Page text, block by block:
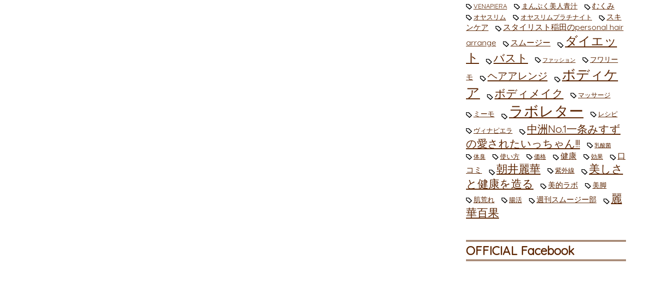
VENAPIERA まんぷく美人青汁 むくみ
オヤスリム オヤスリムプラチナイト
スキ
ンケア
スタイリスト稲田のpersonal hair
arrange
スムージー
ダイエッ
ト
バスト ファッション フワリー
モ ヘアアレンジ
ボディケ
ア
ボディメイク マッサージ
ミーモ ラボレター レシピ
ヴィナピエラ
中洲No.1一条みすず
の愛されたいっちゃん!!!
乳酸菌
体臭 使い方 価格 健康 効果
口
コミ
朝井麗華 紫外線
美しさ
と健康を造る
美的ラボ
美脚
肌荒れ
腸活 週刊スムージー部
麗
華百果
OFFICIAL Facebook